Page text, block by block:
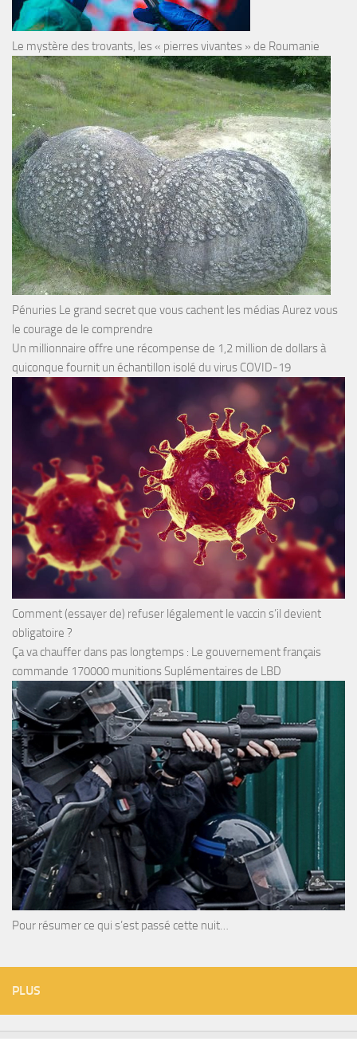
Le mystère des trovants, les « pierres vivantes » de Roumanie
Pénuries Le grand secret que vous cachent les médias Aurez vous
le courage de le comprendre
Un millionnaire offre une récompense de 1,2 million de dollars à
quiconque fournit un échantillon isolé du virus COVID-19
Comment (essayer de) refuser légalement le vaccin s’il devient
obligatoire ?
Ça va chauffer dans pas longtemps : Le gouvernement français
commande 170000 munitions Suplémentaires de LBD
Pour résumer ce qui s’est passé cette nuit…
PLUS